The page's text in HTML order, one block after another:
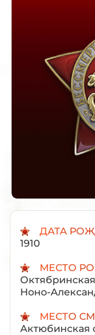
ДАТА
1910
МЕСТО
Ноно-
МЕСТО
Актюбинская